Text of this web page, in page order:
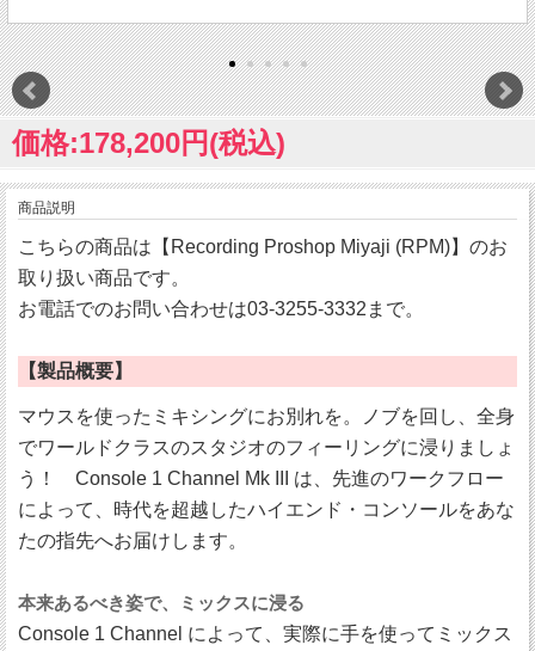
価格:178,200円(税込)
商品説明
こちらの商品は【Recording Proshop Miyaji (RPM)】のお
取り扱い商品です。
お電話でのお問い合わせは03-3255-3332まで。
【製品概要】
マウスを使ったミキシングにお別れを。ノブを回し、全身
でワールドクラスのスタジオのフィーリングに浸りましょ
う！ Console 1 Channel Mk III は、先進のワークフロー
によって、時代を超越したハイエンド・コンソールをあな
たの指先へお届けします。
本来あるべき姿で、ミックスに浸る
Console 1 Channel によって、実際に手を使ってミックス